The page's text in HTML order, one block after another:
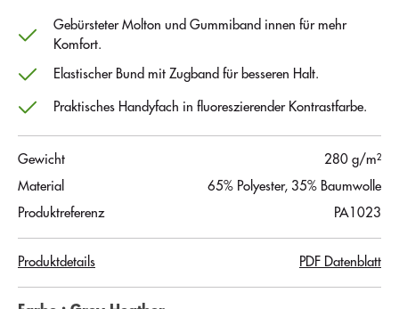
Gebürsteter Molton und Gummiband innen für mehr
Komfort.
Elastischer Bund mit Zugband für besseren Halt.
Praktisches Handyfach in fluoreszierender Kontrastfarbe.
Gewicht
280 g/m²
Material
65% Polyester, 35% Baumwolle
Produktreferenz
PA1023
Produktdetails PDF Datenblatt